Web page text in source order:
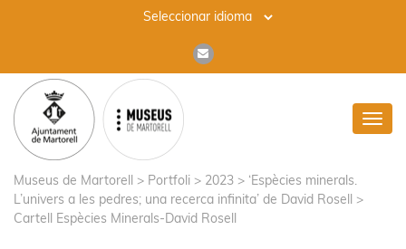
Museus de Martorell > Portfoli > 2023 > ‘Espècies minerals.
L’univers a les pedres; una recerca infinita’ de David Rosell >
Cartell Espècies Minerals-David Rosell